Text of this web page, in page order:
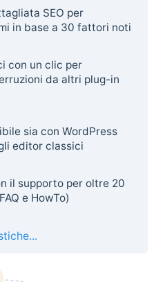
SEO per
in base a 30 fattori noti
con un clic per
da altri plug-in
sia con WordPress
editor classici
il supporto per oltre 20
e HowTo)